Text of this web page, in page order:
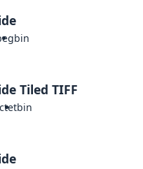
bin
Tiled TIFF
bin